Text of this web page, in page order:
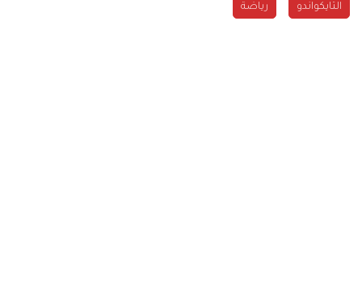
التايكواندو رياضة